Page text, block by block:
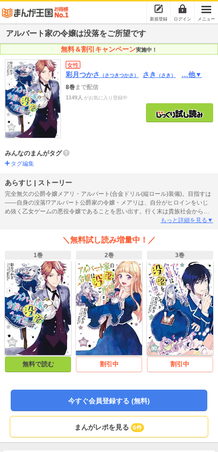
新規登録 ログイン メニュー
アルバート家の令嬢は没落をご所望です
無料＆割引キャンペーン実施中！
女性
彩月つかさ （さつきつかさ） さき （さき） …他▼
8巻まで配信
1149人 がお気に入り登録中
みんなのまんがタグ
タグ編集
あらすじ | ストーリー
完全無欠の公爵令嬢メアリ・アルバート(合金ドリル(縦ロール)装備)。目指すは
――自身の没落!?アルバート公爵家の令嬢・メアリは、自分がヒロインをいじ
め抜く乙女ゲームの悪役令嬢であることを思い出す。行く末は貴族社会からの
追放。そんなの冗談じゃないと没落回避――は、しない!?「むしろ目指せ没落!
ン)・アリシアからの好感度が何故か高く、嫌がらせをしても全て好意的に取ら
もっと詳細を見る▼
＼無料試し読み増量中！／
1巻
無料で読む
2巻
割引中
3巻
割引中
今すぐ会員登録する (無料)
まんがレポを見る 6件